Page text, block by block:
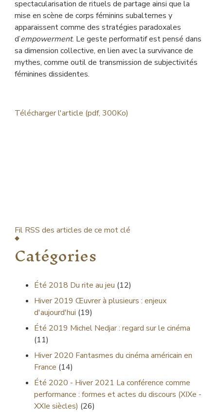
spectacularisation de rituels de partage ainsi que la
mise en scène de corps féminins subalternes y
apparaissent comme des stratégies paradoxales
d’empowerment. Le geste performatif est pensé dans
sa dimension collective, en lien avec la survivance de
mythes, comme outil de transmission de subjectivités
féminines dissidentes.
Télécharger l'article (pdf, 300Ko)
Fil RSS des articles de ce mot clé
Catégories
Été 2018 Du rite au jeu (12)
Hiver 2019 Œuvrer à plusieurs : enjeux
d'aujourd'hui (19)
Été 2019 Michel Nedjar : regard sur le cinéma
(11)
Hiver 2020 Fantasmes du cinéma américain en
France (14)
Été 2020 - Hiver 2021 La conférence comme
performance : formes et actes du discours (XIXe -
XXIe siècles) (26)